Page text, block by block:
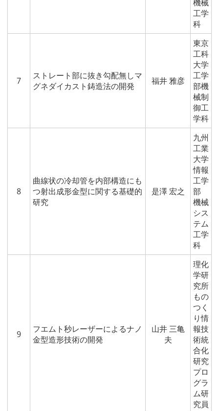
機械
工学
科
7
ストレート部に抜き勾配無しマ
グネダイカスト鋳造法の開発
福井 雅彦
東京
工科
大学
工学
部機
械制
御工
学科
8
曲線状の冷却管を内部構造にも
つ射出成形金型に関する基礎的
研究
是澤 宏之
九州
工業
大学
情報
工学
部
機械
シス
テム
工学
科
9
フエムト秒レーザーによるナノ
金型造形技術の開発
山井 三亀
夫
理化
学研
究所
もの
つく
り情
報技
術統
合化
研究
プロ
グラ
ム研
究員